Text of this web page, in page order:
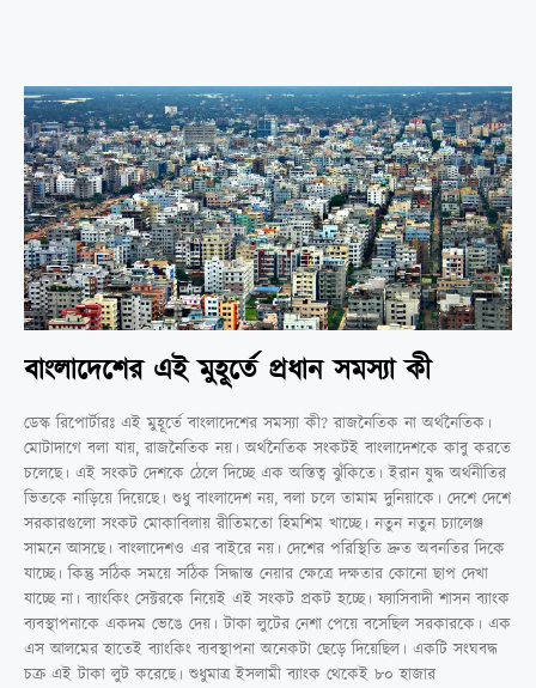
বাংলাদেশের এই মুহূর্তে প্রধান সমস্যা কী
ডেস্ক রিপোর্টারঃ এই মুহূর্তে বাংলাদেশের সমস্যা কী? রাজনৈতিক না অর্থনৈতিক।
মোটাদাগে বলা যায়, রাজনৈতিক নয়। অর্থনৈতিক সংকটই বাংলাদেশকে কাবু করতে
চলেছে। এই সংকট দেশকে ঠেলে দিচ্ছে এক অস্তিত্ব ঝুঁকিতে। ইরান যুদ্ধ অর্থনীতির
ভিতকে নাড়িয়ে দিয়েছে। শুধু বাংলাদেশ নয়, বলা চলে তামাম দুনিয়াকে। দেশে দেশে
সরকারগুলো সংকট মোকাবিলায় রীতিমতো হিমশিম খাচ্ছে। নতুন নতুন চ্যালেঞ্জ
সামনে আসছে। বাংলাদেশও এর বাইরে নয়। দেশের পরিস্থিতি দ্রুত অবনতির দিকে
যাচ্ছে। কিন্তু সঠিক সময়ে সঠিক সিদ্ধান্ত নেয়ার ক্ষেত্রে দক্ষতার কোনো ছাপ দেখা
যাচ্ছে না। ব্যাংকিং সেক্টরকে নিয়েই এই সংকট প্রকট হচ্ছে। ফ্যাসিবাদী শাসন ব্যাংক
ব্যবস্থাপনাকে একদম ভেঙে দেয়। টাকা লুটের নেশা পেয়ে বসেছিল সরকারকে। এক
এস আলমের হাতেই ব্যাংকিং ব্যবস্থাপনা অনেকটা ছেড়ে দিয়েছিল। একটি সংঘবদ্ধ
চক্র এই টাকা লুট করেছে। শুধুমাত্র ইসলামী ব্যাংক থেকেই ৮০ হাজার